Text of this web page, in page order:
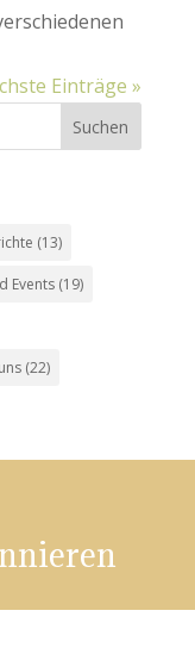
Einträge »
(13)
Events(19)
(22)